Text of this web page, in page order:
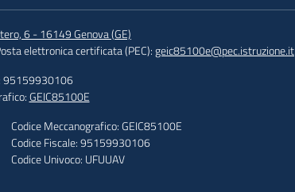
6 - 16149 Genova (GE)
elettronica certificata (PEC):geic85100e@pec.istruzione.it
95159930106
GEIC85100E
Codice Meccanografico: GEIC85100E
Codice Fiscale: 95159930106
Codice Univoco: UFUUAV